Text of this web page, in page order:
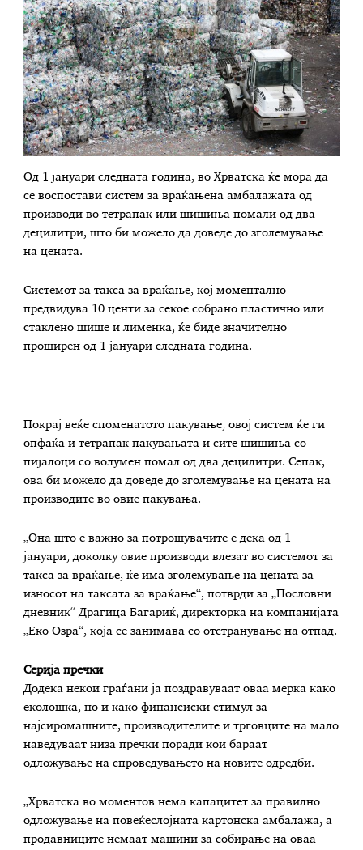
Од 1 јануари следната година, во Хрватска ќе мора да
се воспостави систем за враќањена амбалажата од
производи во тетрапак или шишиња помали од два
децилитри, што би можело да доведе до зголемување
на цената.
Системот за такса за враќање, кој моментално
предвидува 10 центи за секое собрано пластично или
стаклено шише и лименка, ќе биде значително
проширен од 1 јануари следната година.
Покрај веќе споменатото пакување, овој систем ќе ги
опфаќа и тетрапак пакувањата и сите шишиња со
пијалоци со волумен помал од два децилитри. Сепак,
ова би можело да доведе до зголемување на цената на
производите во овие пакувања.
„Она што е важно за потрошувачите е дека од 1
јануари, доколку овие производи влезат во системот за
такса за враќање, ќе има зголемување на цената за
износот на таксата за враќање“, потврди за „Пословни
дневник“ Драгица Багариќ, директорка на компанијата
„Еко Озра“, која се занимава со отстранување на отпад.
Серија пречки
Додека некои граѓани ја поздравуваат оваа мерка како
еколошка, но и како финансиски стимул за
најсиромашните, производителите и трговците на мало
наведуваат низа пречки поради кои бараат
одложување на спроведувањето на новите одредби.
„Хрватска во моментов нема капацитет за правилно
одложување на повеќеслојната картонска амбалажа, а
продавниците немаат машини за собирање на оваа